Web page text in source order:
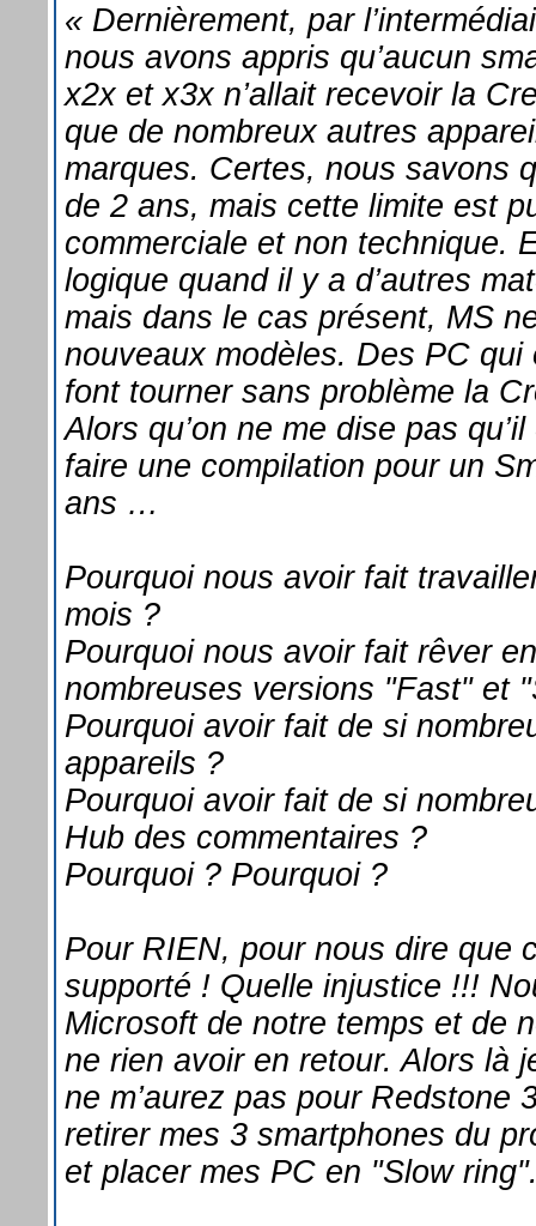
« Dernièrement, par
nous avons appris qu’aucun
x2x et x3x n’allait recevoir la
que de nombreux autres
marques. Certes, nous savons
de 2 ans, mais cette limite est
commerciale et non technique.
logique quand il y a d’autres
mais dans le cas présent, MS
nouveaux modèles. Des PC
font tourner sans problème la
Alors qu’on ne me dise pas
faire une compilation pour un
ans …
Pourquoi nous avoir fait
mois ?
Pourquoi nous avoir fait rêver
nombreuses versions "Fast" et
Pourquoi avoir fait de si
appareils ?
Pourquoi avoir fait de si
Hub des commentaires ?
Pourquoi ? Pourquoi ?
Pour RIEN, pour nous dire que
supporté ! Quelle injustice !!!
Microsoft de notre temps et de
ne rien avoir en retour. Alors là
ne m’aurez pas pour Redstone
retirer mes 3 smartphones du
et placer mes PC en "Slow